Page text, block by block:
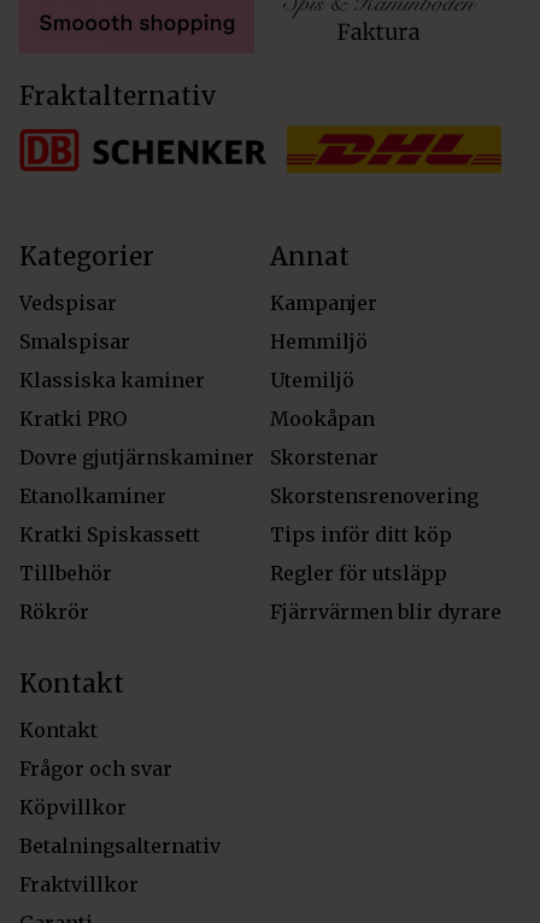
Fraktalternativ
Kategorier
Vedspisar
Smalspisar
Klassiska kaminer
Kratki PRO
Dovre gjutjärnskaminer
Etanolkaminer
Kratki Spiskassett
Tillbehör
Rökrör
Annat
Kampanjer
Hemmiljö
Utemiljö
Mookåpan
Skorstenar
Skorstensrenovering
Tips inför ditt köp
Regler för utsläpp
Fjärrvärmen blir dyrare
Kontakt
Kontakt
Frågor och svar
Köpvillkor
Betalningsalternativ
Fraktvillkor